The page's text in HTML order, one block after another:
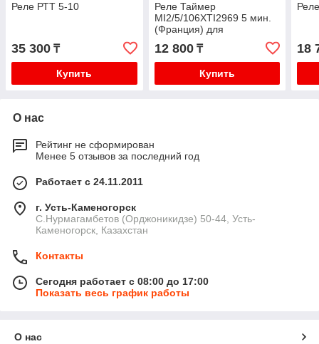
Реле РТТ 5-10
35 300 ₸
Купить
Реле Таймер
MI2/5/106XTI2969 5 мин.
(Франция) для
картофелечистки
МКК-150,300,500
12 800₸
Купить
18
О нас
Рейтинг не сформирован
Менее 5 отзывов за последний год
Работает с 24.11.2011
г. Усть-Каменогорск
С.Нурмагамбетов (Орджоникидзе) 50-44, Усть-
Каменогорск, Казахстан
Контакты
Сегодня работает с 08:00 до 17:00
Показать весь график работы
О нас